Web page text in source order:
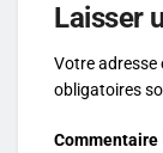
Laisser
Votre adresse
obligatoires
Commentaire